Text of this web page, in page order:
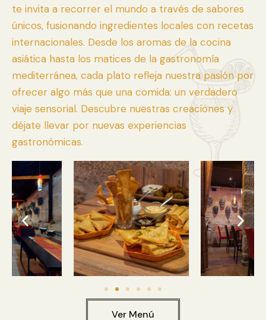
te invita a recorrer el mundo a través de sabores
únicos, fusionando ingredientes locales con recetas
internacionales. Desde los aromas de la cocina
asiática hasta los matices de la gastronomía
mediterránea, cada plato refleja nuestra pasión por
ofrecer algo más que una comida: un verdadero
viaje sensorial. Descubre nuestras creaciones y
déjate llevar por nuevas experiencias
gastronómicas.
Ver Menú